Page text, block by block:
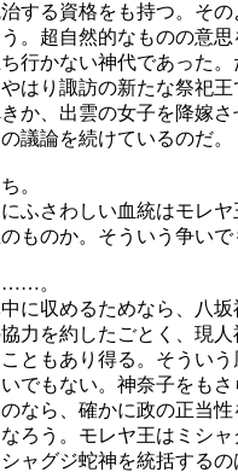
する資格をも持つ。その
。超自然的なものの意思
行かない神代であった
はり諏訪の新たな祭祀
か、出雲の女子を降嫁さ
議論を続けているのだ。
。
ふさわしい血統はモレヤ
ものか。そういう争いで
……。
に収めるためなら、八坂
力を約したごとく、現
ともあり得る。そうい
でもない。神奈子をもさ
なら、確かに政の正当
ろう。モレヤ王はミシ
ャグジ蛇神を統括する